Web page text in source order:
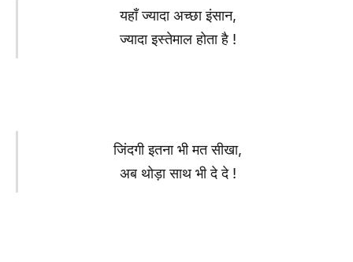
यहाँ ज्यादा अच्छा इंसान,
ज्यादा इस्तेमाल होता है !
जिंदगी इतना भी मत सीखा,
अब थोड़ा साथ भी दे दे !